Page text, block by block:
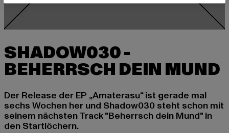
SHADOW030 -
Der Release der EP „Amaterasu“ ist gerade mal
sechs Wochen her und Shadow030 steht schon mit
seinem nächsten Track "Beherrsch dein Mund" in
den Startlöchern.